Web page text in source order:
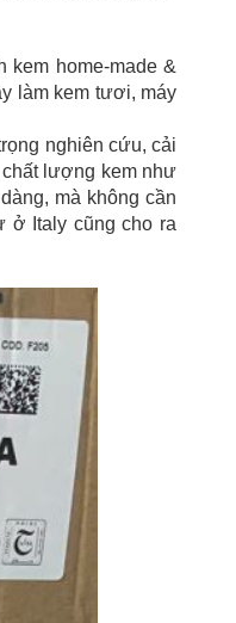
kem home-made &
làm kem tươi, máy
nghiên cứu, cải
lượng kem như
mà không cần
ở Italy cũng cho ra